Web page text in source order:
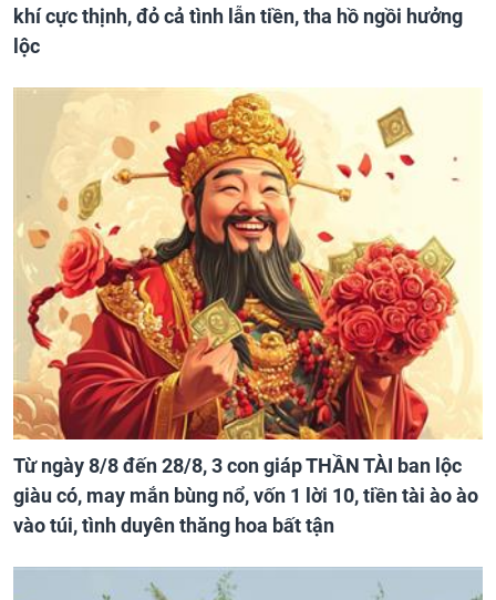
khí cực thịnh, đỏ cả tình lẫn tiền, tha hồ ngồi hưởng
lộc
Từ ngày 8/8 đến 28/8, 3 con giáp THẦN TÀI ban lộc
giàu có, may mắn bùng nổ, vốn 1 lời 10, tiền tài ào ào
vào túi, tình duyên thăng hoa bất tận